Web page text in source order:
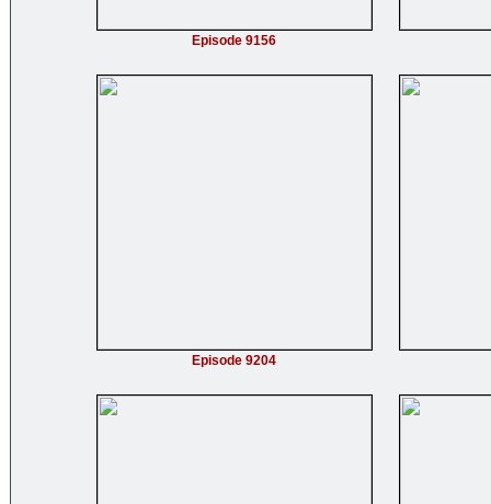
Episode 9156
Episode 9204